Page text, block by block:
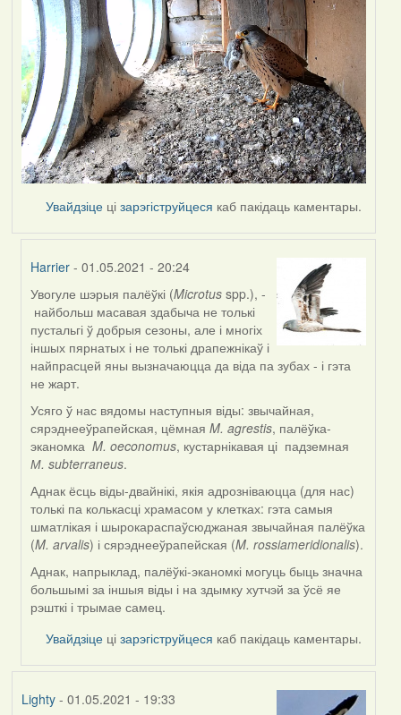
Увайдзіце цізарэгіструйцеся каб пакідаць каментары.
Harrier - 01.05.2021 - 20:24
In
reply
to
by
Lighty
Увогуле шэрыя палёўкі (Microtus spp.), -
найбольш масавая здабыча не толькі
пустальгі ў добрыя сезоны, але і многіх
іншых пярнатых і не толькі драпежнікаў і
найпрасцей яны вызначаюцца да віда па зубах - і гэта
не жарт.
Усяго ў нас вядомы наступныя віды: звычайная,
сярэднееўрапейская, цёмнаяM. agrestis, палёўка-
эканомка M. oeconomus, кустарнікавая ці падземная
М. subterraneus.
Аднак ёсць віды-двайнікі, якія адрозніваюцца (для нас)
толькі па колькасці храмасом у клетках: гэта самыя
шматлікая і шырокараспаўсюджаная звычайная палёўка
(M. arvalis) і сярэднееўрапейская (M. rossiameridionalis).
Аднак, напрыклад, палёўкі-эканомкі могуць быць значна
большымі за іншыя віды і на здымку хутчэй за ўсё яе
рэшткі і трымае самец.
Увайдзіце цізарэгіструйцеся каб пакідаць каментары.
Lighty- 01.05.2021 - 19:33